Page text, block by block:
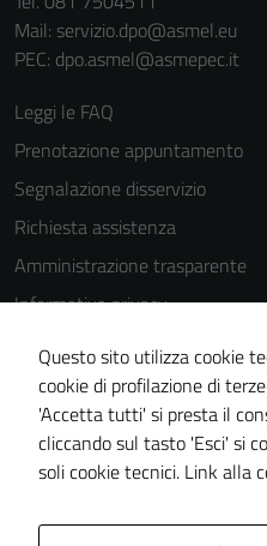
Mail: servizio.dpo@asmel.eu
PEC: dpo.asmel@asmepec.it
Leggi le FAQ
Prenotazione appuntamento
Segnalazione disservizio
Richiesta assistenza
Amministrazione trasparente
Informativa privacy
Cookie Policy
Note legali
Dichiarazione di accessibilità
Piano di miglioramento del sito
Questo sito utilizza cookie
cookie di profilazione di
'Accetta tutti' si presta il
cliccando sul tasto 'Esci' si
soli cookie tecnici. Link alla